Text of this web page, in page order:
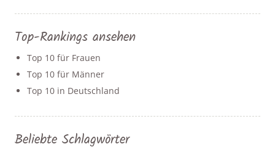
Top-Rankings ansehen
Top 10 für Frauen
Top 10 für Männer
Top 10 in Deutschland
Beliebte Schlagwörter